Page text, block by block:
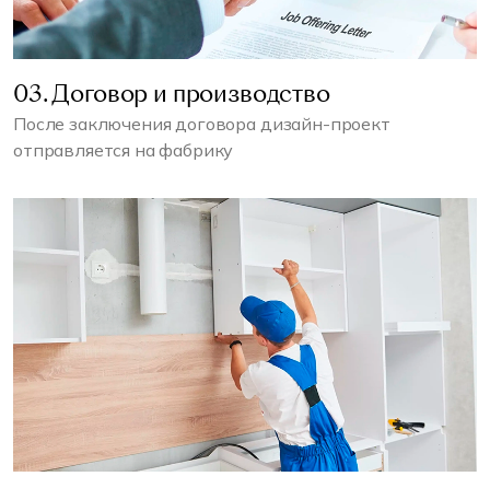
03. Договор и производство
После заключения договора дизайн-проект
отправляется на фабрику